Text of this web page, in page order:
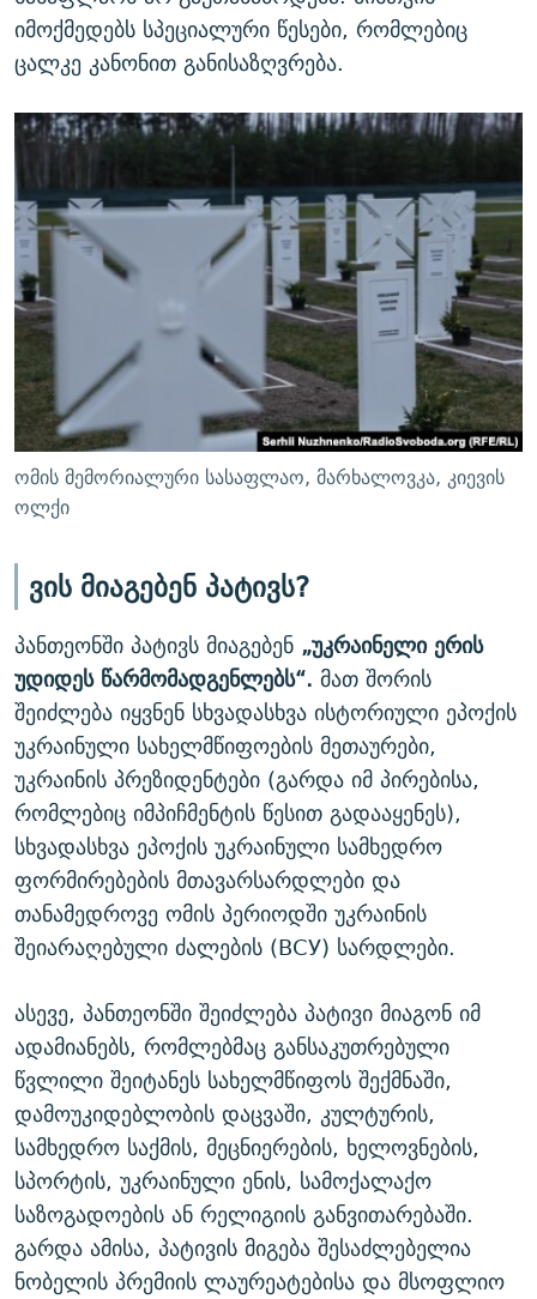
იმოქმედებს სპეციალური წესები, რომლებიც
ცალკე კანონით განისაზღვრება.
ომის მემორიალური სასაფლაო, მარხალოვკა, კიევის
ოლქი
ვის მიაგებენ პატივს?
პანთეონში პატივს მიაგებენ „უკრაინელი ერის
უდიდეს წარმომადგენლებს“. მათ შორის
შეიძლება იყვნენ სხვადასხვა ისტორიული ეპოქის
უკრაინული სახელმწიფოების მეთაურები,
უკრაინის პრეზიდენტები (გარდა იმ პირებისა,
რომლებიც იმპიჩმენტის წესით გადააყენეს),
სხვადასხვა ეპოქის უკრაინული სამხედრო
ფორმირებების მთავარსარდლები და
თანამედროვე ომის პერიოდში უკრაინის
შეიარაღებული ძალების (ВСУ) სარდლები.
ასევე, პანთეონში შეიძლება პატივი მიაგონ იმ
ადამიანებს, რომლებმაც განსაკუთრებული
წვლილი შეიტანეს სახელმწიფოს შექმნაში,
დამოუკიდებლობის დაცვაში, კულტურის,
სამხედრო საქმის, მეცნიერების, ხელოვნების,
სპორტის, უკრაინული ენის, სამოქალაქო
საზოგადოების ან რელიგიის განვითარებაში.
გარდა ამისა, პატივის მიგება შესაძლებელია
ნობელის პრემიის ლაურეატებისა და მსოფლიო